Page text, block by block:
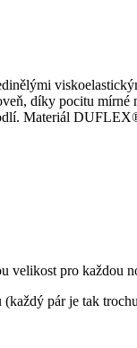
díky pocitu
Materiál
velikost pro každou
pár je tak